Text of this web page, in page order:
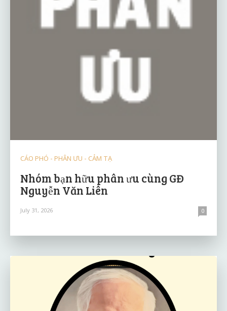
CÁO PHÓ - PHÂN ƯU - CẢM TẠ
Nhóm bạn hữu phân ưu cùng GĐ
Nguyễn Văn Liên
July 31, 2026 0